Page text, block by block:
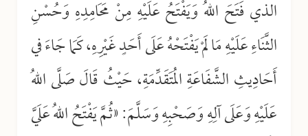
الذي فَتَحَ اللهُ وَيَفْتَحُ عَلَيْهِ مِنْ مَحَامِدِهِ وَحُسْنِ
الثَّنَاءِ عَلَيْهِ مَا لَمْ يَفْتَحْهُ عَلَى أَحَدٍ غَيْرِهِ، كَمَا جَاءَ في
أَحَادِيثِ الشَّفَاعَةِ المُتَقَدِّمَةِ، حَيْثُ قَالَ صَلَّى اللهُ
عَلَيْهِ وَعَلَى آلِهِ وَصَحْبِهِ وَسَلَّمَ: «ثُمَّ يَفْتَحُ اللهُ عَلَيَّ